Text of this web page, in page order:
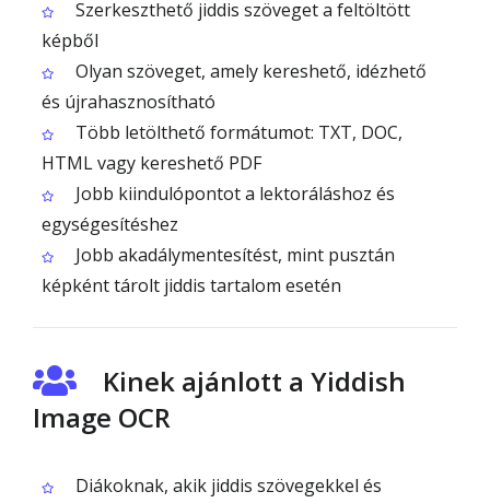
Szerkeszthető jiddis szöveget a feltöltött
képből
Olyan szöveget, amely kereshető, idézhető
és újrahasznosítható
Több letölthető formátumot: TXT, DOC,
HTML vagy kereshető PDF
Jobb kiindulópontot a lektoráláshoz és
egységesítéshez
Jobb akadálymentesítést, mint pusztán
képként tárolt jiddis tartalom esetén
Kinek ajánlott a Yiddish
Image OCR
Diákoknak, akik jiddis szövegekkel és